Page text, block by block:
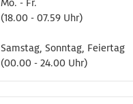
Mo. - Fr.
(18.00 - 07.59 Uhr)
Samstag, Sonntag, Feiertag
(00.00 - 24.00 Uhr)
Mo. - Fr.
(18.00 - 07.59 Uhr)
Samstag, Sonntag, Feiertag
(00.00 - 24.00 Uhr)